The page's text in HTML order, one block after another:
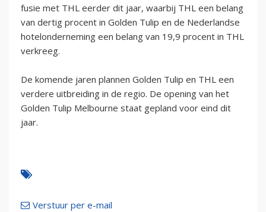
fusie met THL eerder dit jaar, waarbij THL een belang
van dertig procent in Golden Tulip en de Nederlandse
hotelonderneming een belang van 19,9 procent in THL
verkreeg.
De komende jaren plannen Golden Tulip en THL een
verdere uitbreiding in de regio. De opening van het
Golden Tulip Melbourne staat gepland voor eind dit
jaar.
Verstuur per e-mail